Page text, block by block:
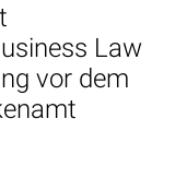
Law
vor dem